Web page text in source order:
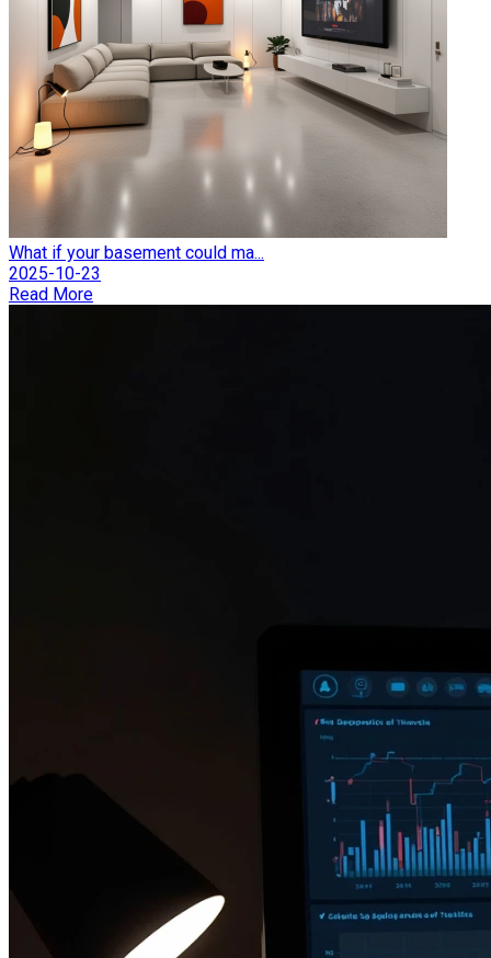
What if your basement could ma...
2025-10-23
Read More